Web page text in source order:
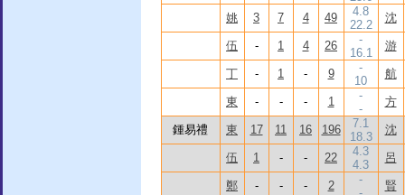
姚 3 7 4 49
4.8
22.2
沈
伍 - 1 4 26
-
16.1
游
丁 - 1 - 9
-
10
航
東 - - - 1
-
-
方
鍾易禮 東 17 11 16 196
7.1
18.3
沈
伍 1 - - 22
4.3
4.3
呂
鄭 - - - 2
-
賢